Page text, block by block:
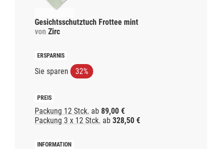
Gesichtsschutztuch Frottee mint
von Zirc
Sie sparen 32%
Packung 12 Stck. ab 89,00 €
Packung 3 x 12 Stck. ab 328,50 €